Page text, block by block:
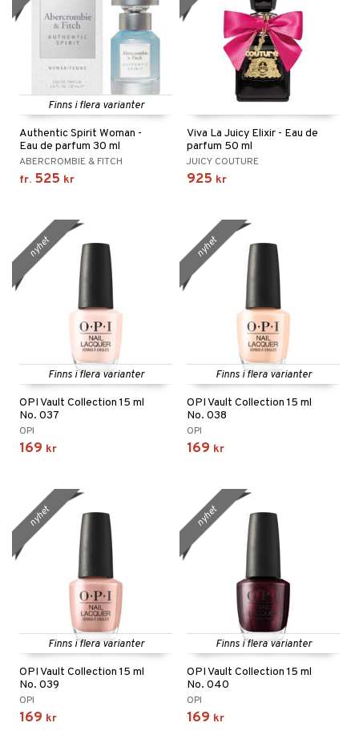
Finns i flera varianter
Authentic Spirit Woman -
Eau de parfum 30 ml
ABERCROMBIE & FITCH
fr. 525 kr
Viva La Juicy Elixir - Eau de
parfum 50 ml
JUICY COUTURE
925 kr
Finns i flera varianter
OPI Vault Collection 15 ml
No. 037
OPI
169 kr
nyhet
Finns i flera varianter
OPI Vault Collection 15 ml
No. 038
OPI
169 kr
nyhet
Finns i flera varianter
OPI Vault Collection 15 ml
No. 039
OPI
169 kr
nyhet
Finns i flera varianter
OPI Vault Collection 15 ml
No. 040
OPI
169 kr
nyhet